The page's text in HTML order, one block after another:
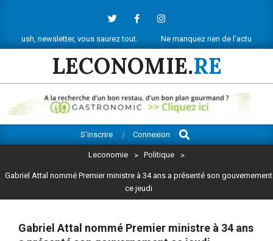
contentvous saurez tout. Ne manquez rien de l’actu économique
LECONOMIE.RE
Navigation
S’inscrire Connexion
Search
Leconomie > Politique >
Gabriel Attal nommé Premier ministre à 34 ans a présenté son gouvernement
ce jeudi
Gabriel Attal nommé Premier ministre à 34 ans